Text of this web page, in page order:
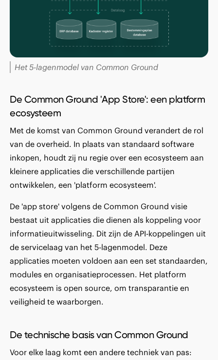
Het 5-lagenmodel v an Common Ground
De Common Ground 'App Store': een platform
ecosysteem
Met de komst van Common Ground verandert de rol
van de overheid. In plaats van standaard software
inkopen, houdt zij nu regie over een ecosysteem aan
kleinere applicaties die verschillende partijen
ontwikkelen, een 'platform ecosysteem'.
De 'app store' volgens de Common Ground visie
bestaat uit applicaties die dienen als koppeling voor
informatieuitwisseling. Dit zijn de API-koppelingen uit
de servicelaag van het 5-lagenmodel. Deze
applicaties moeten voldoen aan een set standaarden,
modules en organisatieprocessen. Het platform
ecosysteem is open source, om transparantie en
veiligheid te waarborgen.
De technische basis van Common Ground
Voor elke laag komt een andere techniek van pas: